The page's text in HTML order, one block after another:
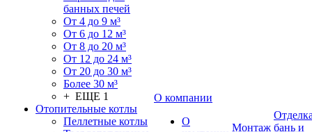
банных печей
От 4 до 9 м³
От 6 до 12 м³
От 8 до 20 м³
От 12 до 24 м³
От 20 до 30 м³
Более 30 м³
+ ЕЩЕ 1
Отопительные котлы
Пеллетные котлы
О компании
О
Монтаж бань и